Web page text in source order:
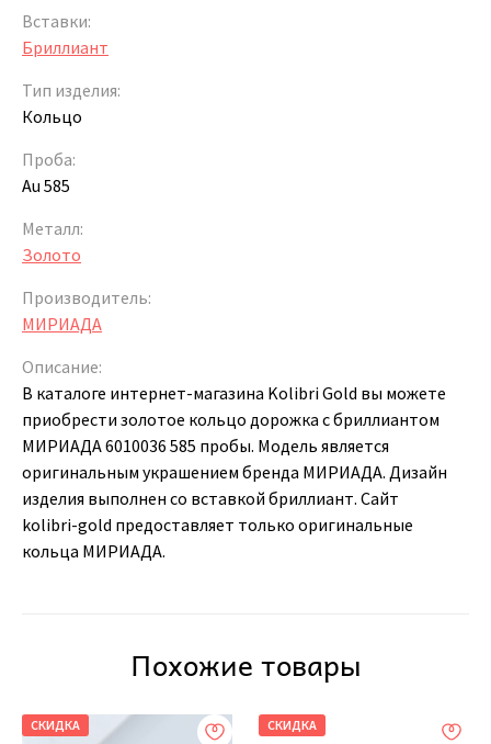
Вставки:
Бриллиант
Тип изделия:
Кольцо
Проба:
Au 585
Металл:
Золото
Производитель:
МИРИАДА
Описание:
В каталоге интернет-магазина Kolibri Gold вы можете
приобрести золотое кольцо дорожка с бриллиантом
МИРИАДА 6010036 585 пробы. Модель является
оригинальным украшением бренда МИРИАДА. Дизайн
изделия выполнен со вставкой бриллиант. Сайт
kolibri-gold предоставляет только оригинальные
кольца МИРИАДА.
Похожие товары
СКИДКА СКИДКА